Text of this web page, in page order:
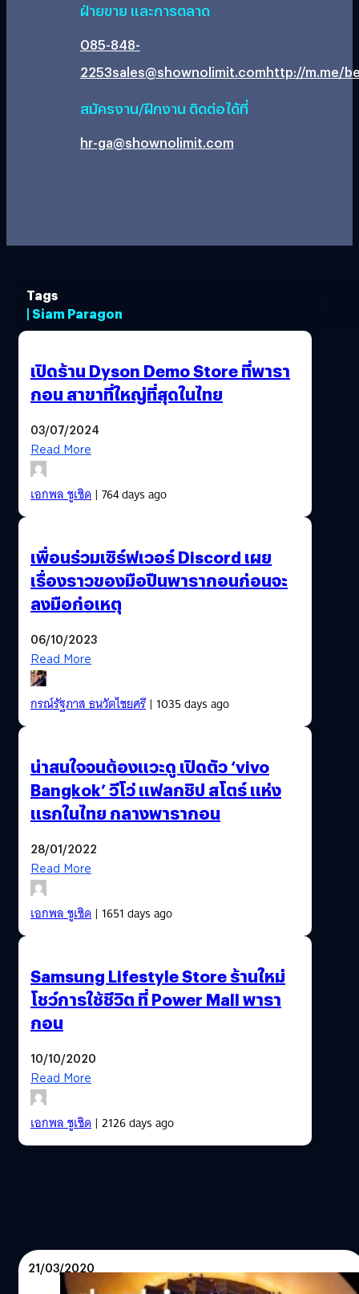
ฝ่ายขาย และการตลาด
085-848-
2253sales@shownolimit.comhttp://m.me/
สมัครงาน/ฝึกงาน ติดต่อได้ที่
hr-ga@shownolimit.com
Tags
| Siam Paragon
เปิดร้าน Dyson Demo Store ที่พารา
กอน สาขาที่ใหญ่ที่สุดในไทย
03/07/2024
Read More
เอกพล ชูเชิด| 764 days ago
เพื่อนร่วมเซิร์ฟเวอร์ Discord เผย
เรื่องราวของมือปืนพารากอนก่อนจะ
ลงมือก่อเหตุ
06/10/2023
Read More
กรณ์รัฐภาส ธนวัตไชยศรี| 1035 days ago
น่าสนใจจนต้องแวะดู เปิดตัว ‘vivo
Bangkok’ วีโว่ แฟลกชิป สโตร์ แห่ง
แรกในไทย กลางพารากอน
28/01/2022
Read More
เอกพล ชูเชิด| 1651 days ago
Samsung Lifestyle Store ร้านใหม่
โชว์การใช้ชีวิต ที่ Power Mall พารา
กอน
10/10/2020
Read More
เอกพล ชูเชิด| 2126 days ago
21/03/2020